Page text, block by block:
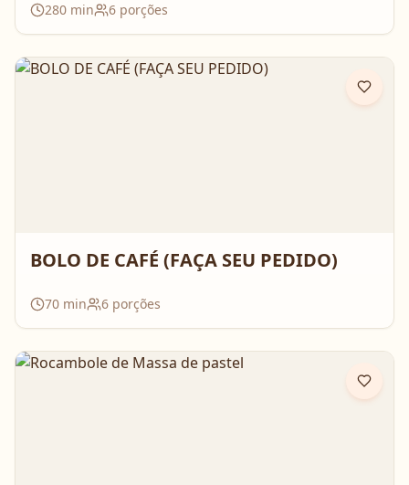
— crocante por fora, macio por dentro e cheio de afeto.
Além de ensinar essa receita deliciosa, eles mostram
costuma preparar pro Edu e pro Alezinho.
280 min 6 porções
BOLO DE CAFÉ (FAÇA SEU PEDIDO)
70 min 6 porções